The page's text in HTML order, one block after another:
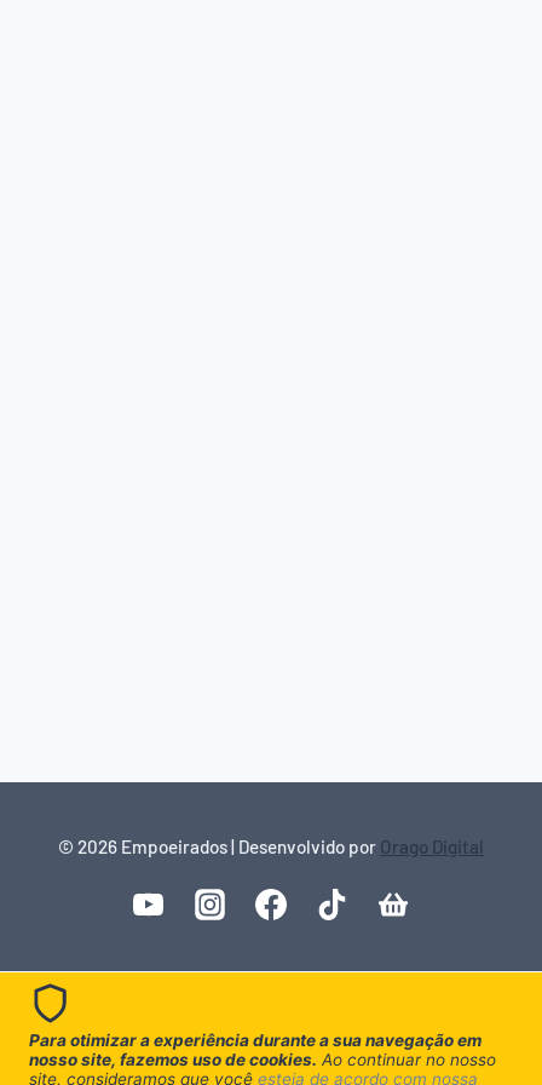
© 2026 Empoeirados | Desenvolvido por Orago Digital
Para otimizar a experiência durante a sua navegação em
nosso site, fazemos uso de cookies. Ao continuar no nosso
site, consideramos que você esteja de acordo com nossa